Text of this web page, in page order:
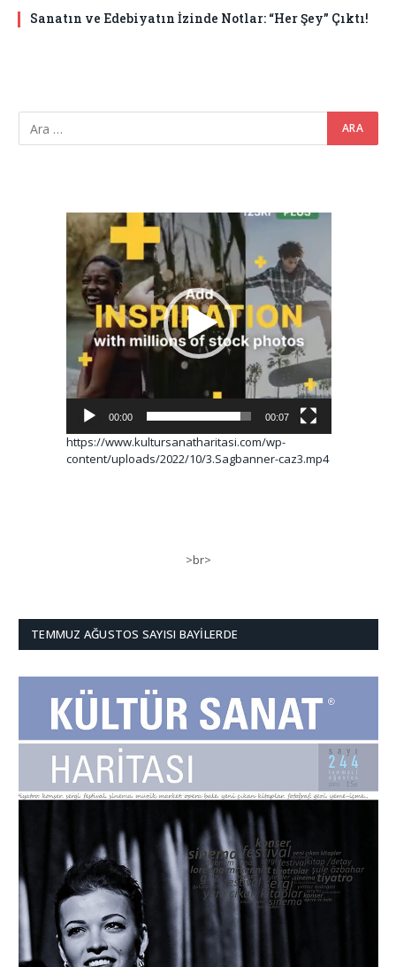
Sanatın ve Edebiyatın İzinde Notlar: “Her Şey” Çıktı!
Video
oynatıcı
00:00 00:07
https://www.kultursanatharitasi.com/wp-
content/uploads/2022/10/3.Sagbanner-caz3.mp4
>br>
TEMMUZ AĞUSTOS SAYISI BAYILERDE